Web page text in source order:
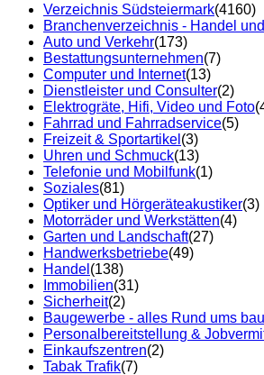
Verzeichnis Südsteiermark(4160)
Branchenverzeichnis - Handel
Auto und Verkehr(173)
Bestattungsunternehmen(7)
Computer und Internet(13)
Dienstleister und Consulter(2)
Elektrogräte, Hifi, Video und Foto
Fahrrad und Fahrradservice(5)
Freizeit & Sportartikel (3)
Uhren und Schmuck(13)
Telefonie und Mobilfunk(1)
Soziales(81)
Optiker und Hörgeräteakustiker(3)
Motorräder und Werkstätten(4)
Garten und Landschaft(27)
Handwerksbetriebe(49)
Handel (138)
Immobilien(31)
Sicherheit(2)
Baugewerbe - alles Rund ums
Personalbereitstellung &
Einkaufszentren(2)
Tabak Trafik(7)